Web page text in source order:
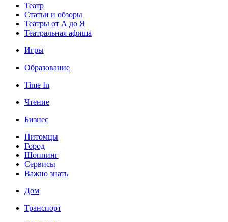
Театр
Статьи и обзоры
Театры от А до Я
Театральная афиша
Игры
Образование
Time In
Чтение
Бизнес
Питомцы
Город
Шоппинг
Сервисы
Важно знать
Дом
Транспорт